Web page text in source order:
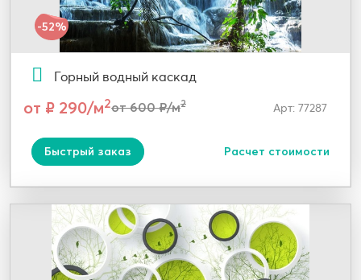
-52%
Горный водный каскад
от ₽ 290/м2от 600 ₽/м2 Арт: 77287
Быстрый заказ Расчет стоимости